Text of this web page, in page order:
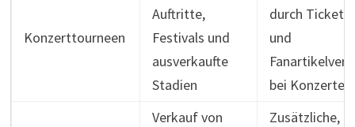
Konzerttourneen
Auftritte,
Festivals und
ausverkaufte
Stadien
durch Ticket-
und
bei Konzerten
Verkauf von
Zusätzliche,